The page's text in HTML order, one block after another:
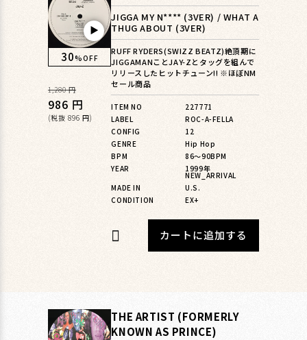
▶︎
30%OFF
通
常
価
1,280 円
セ
ー
986 円
(税抜 896 円)
JIGGA MY N**** (3VER) / WHAT A
THUG ABOUT (3VER)
RUFF RYDERS(SWIZZ BEATZ)絶頂期に
JIGGAMANことJAY-Zとタッグを組んで
リリースしたヒットチューン!! ※ほぼNM
セール商品
ITEM NO
227771
LABEL
ROC-A-FELLA
CONFIG
12
GENRE
Hip Hop
BPM
86〜90BPM
YEAR
1999年
NEW_ARRIVAL
MADE IN
U.S.
CONDITION
EX+
カートに追加する
THE ARTIST (FORMERLY
KNOWN AS PRINCE)